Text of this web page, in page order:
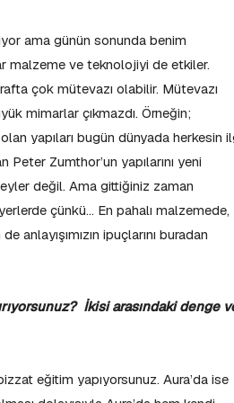
ama günün sonunda benim
malzeme ve teknolojiyi de etkiler.
çok mütevazı olabilir. Mütevazı
mimarlar çıkmazdı. Örneğin;
yapıları bugün dünyada herkesin
Zumthor’un yapılarını yeni
değil. Ama gittiğiniz zaman
çünkü… En pahalı malzemede,
ipuçlarını buradan
İkisi arasındaki denge
eğitim yapıyorsunuz. Aura’da ise